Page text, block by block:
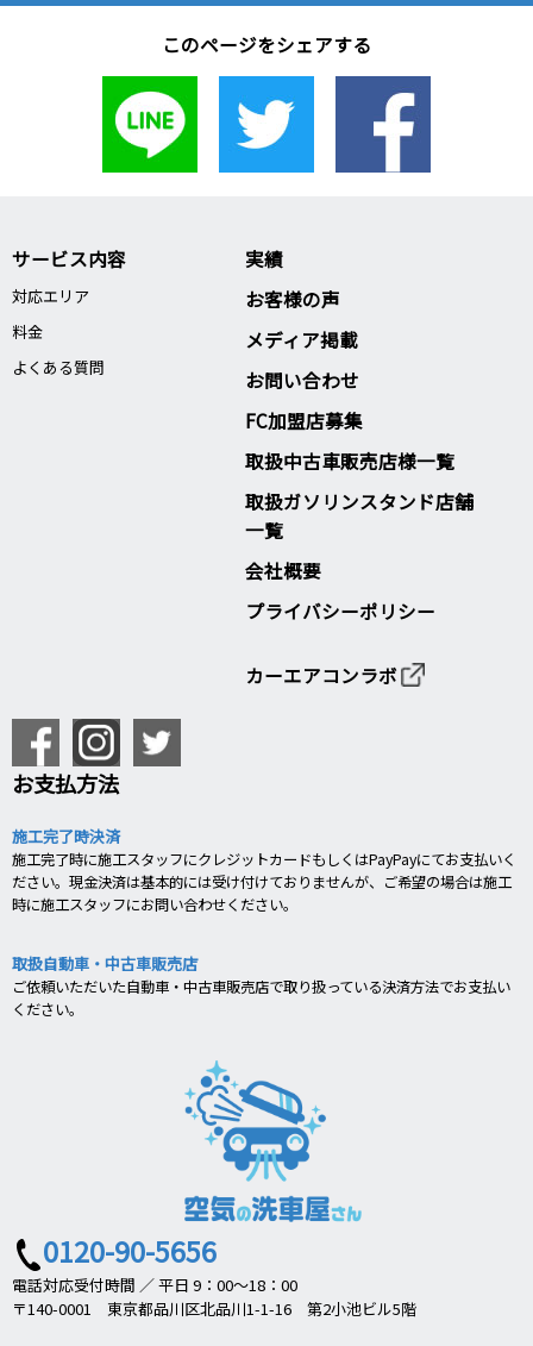
このページをシェアする
サービス内容
対応エリア
料金
よくある質問
実績
お客様の声
メディア掲載
お問い合わせ
FC加盟店募集
取扱中古車販売店様一覧
取扱ガソリンスタンド店舗
一覧
会社概要
プライバシーポリシー
カーエアコンラボ
お支払方法
施工完了時決済
施工完了時に施工スタッフにクレジットカードもしくはPayPayにてお支払いく
ださい。現金決済は基本的には受け付けておりませんが、ご希望の場合は施工
時に施工スタッフにお問い合わせください。
取扱自動車・中古車販売店
ご依頼いただいた自動車・中古車販売店で取り扱っている決済方法でお支払い
ください。
0120-90-5656
電話対応受付時間 ／ 平日 9：00～18：00
〒140-0001 東京都品川区北品川1-1-16 第2小池ビル5階